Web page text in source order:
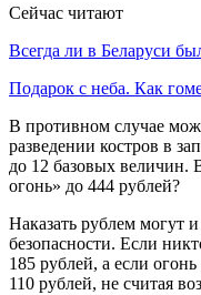
Сейчас читают
Всегда ли в Беларуси
Подарок с неба. Как
В противном случае
разведении костров в
до 12 базовых величин.
огонь» до 444 рублей?
Наказать рублем могут
безопасности. Если
185 рублей, а если
110 рублей, не считая